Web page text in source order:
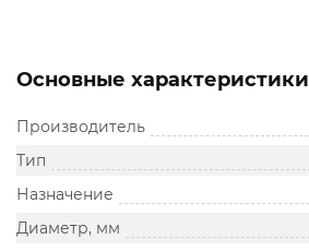
Основные характеристики
Производитель
Тип
Назначение
Диаметр, мм